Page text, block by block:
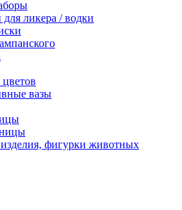
ликера / водки
вазы
фигурки животных